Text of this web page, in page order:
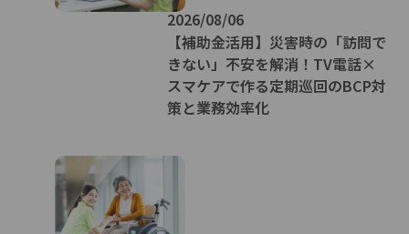
2026/08/06
【補助金活用】災害時の「訪問で
きない」不安を解消！TV電話×
スマケアで作る定期巡回のBCP対
策と業務効率化